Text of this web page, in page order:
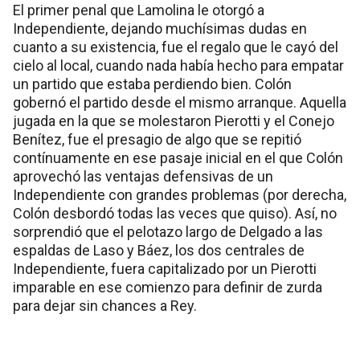
El primer penal que Lamolina le otorgó a
Independiente, dejando muchísimas dudas en
cuanto a su existencia, fue el regalo que le cayó del
cielo al local, cuando nada había hecho para empatar
un partido que estaba perdiendo bien. Colón
gobernó el partido desde el mismo arranque. Aquella
jugada en la que se molestaron Pierotti y el Conejo
Benítez, fue el presagio de algo que se repitió
contínuamente en ese pasaje inicial en el que Colón
aprovechó las ventajas defensivas de un
Independiente con grandes problemas (por derecha,
Colón desbordó todas las veces que quiso). Así, no
sorprendió que el pelotazo largo de Delgado a las
espaldas de Laso y Báez, los dos centrales de
Independiente, fuera capitalizado por un Pierotti
imparable en ese comienzo para definir de zurda
para dejar sin chances a Rey.